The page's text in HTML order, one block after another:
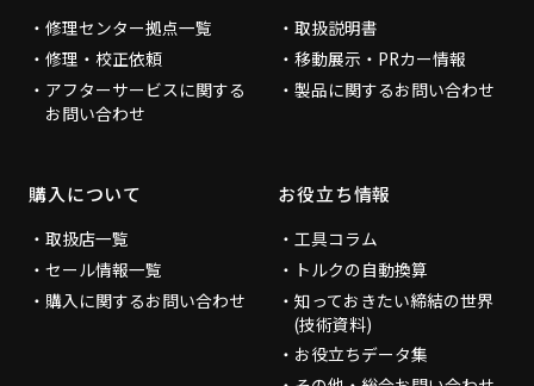
修理センター拠点一覧
修理・校正依頼
アフターサービスに関する
お問い合わせ
取扱説明書
移動展示・PRカー情報
製品に関するお問い合わせ
購入について
取扱店一覧
セール情報一覧
購入に関するお問い合わせ
お役立ち情報
工具コラム
トルクの自動換算
知っておきたい締結の世界
(技術資料)
お役立ちデータ集